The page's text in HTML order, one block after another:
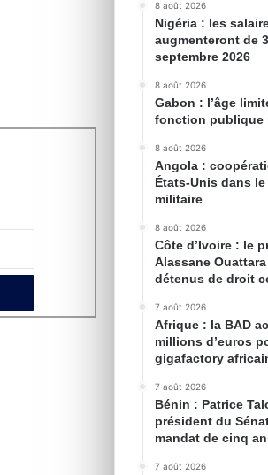
8 août 2026
Nigéria : les
augmenteront de
septembre 2026
8 août 2026
Gabon : l’âge
fonction publique
8 août 2026
Angola :
États-Unis dans
militaire
8 août 2026
Côte d’Ivoire : le
Alassane
détenus de droit
7 août 2026
Afrique : la BAD
millions d’euros
gigafactory
7 août 2026
Bénin : Patrice
président du
mandat de cinq
7 août 2026